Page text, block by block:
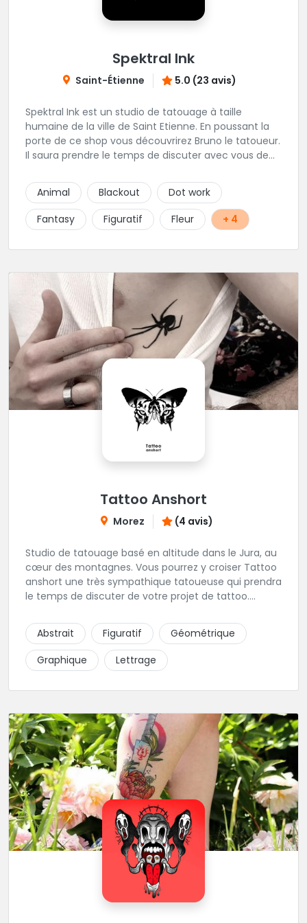
Spektral Ink
Saint-Étienne 5.0 (23 avis)
Spektral Ink est un studio de tatouage à taille
humaine de la ville de Saint Etienne. En poussant la
porte de ce shop vous découvrirez Bruno le tatoueur.
Il saura prendre le temps de discuter avec vous de
un message ou à l'appeler.
Animal Blackout
Dot work
Fantasy
Figuratif Fleur + 4
Tattoo Anshort
Morez (4 avis)
Studio de tatouage basé en altitude dans le Jura, au
cœur des montagnes. Vous pourrez y croiser Tattoo
anshort une très sympathique tatoueuse qui prendra
le temps de discuter de votre projet de tattoo.
piquer la peau à la montagne ! Elle maîtrise les
lettrages et les aplats de noir. N’hésitez pas à la
contacter pour lui soumettre votre projet.
Abstrait Figuratif
Géométrique
Graphique
Lettrage